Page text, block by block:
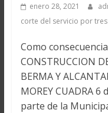
enero 28, 2021
corte del servicio por
Como
CONSTRUCCION
BERMA Y
MOREY CUADRA
parte de la